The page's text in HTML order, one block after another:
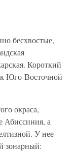
бесхвостые,
Короткий
Юго-Восточной
окраса,
Абиссиния, а
У нее
зонарный: